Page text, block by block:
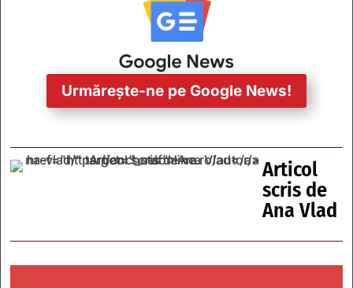
Urmărește-ne pe Google News!
Articol
scris de
Ana Vlad